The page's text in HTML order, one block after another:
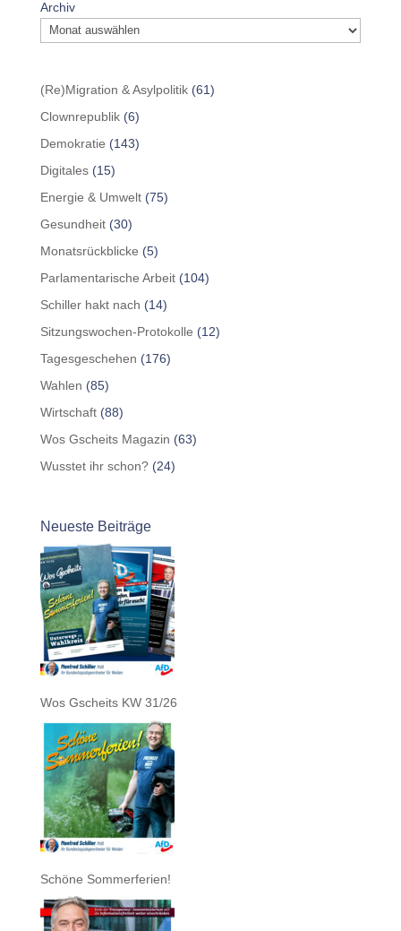
Archiv
(Re)Migration & Asylpolitik(61)
Clownrepublik(6)
Demokratie (143)
Digitales(15)
Energie & Umwelt(75)
Gesundheit(30)
Monatsrückblicke (5)
Parlamentarische Arbeit(104)
Schiller hakt nach (14)
Sitzungswochen-Protokolle (12)
Tagesgeschehen (176)
Wahlen (85)
Wirtschaft(88)
Wos Gscheits Magazin (63)
Wusstet ihr schon?(24)
Neueste Beiträge
Wos Gscheits KW 31/26
Schöne Sommerferien!